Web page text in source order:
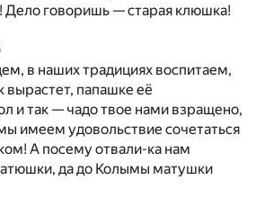
Дело говоришь — старая клюшка!
в наших традициях воспитаем,
вырастет, папашке её
и так — чадо твое нами взращено,
имеем удовольствие сочетаться
А посему отвали-ка нам
да до Колымы матушки